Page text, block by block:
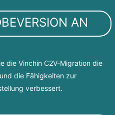
AN
die Vinchin C2V-Migration die
die Fähigkeiten zur
verbessert.